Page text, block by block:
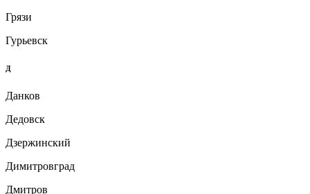
Грязи
Гурьевск
Д
Данков
Дедовск
Дзержинский
Димитровград
Дмитров